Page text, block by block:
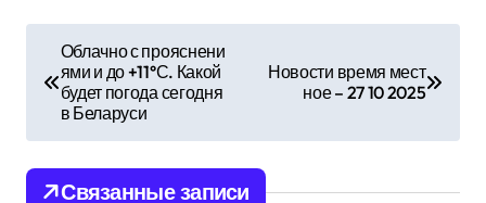
в
и
Облачно с прояснени
ями и до +11°С. Какой
будет погода сегодня
в Беларуси
Новости время мест
ное – 27 10 2025
Связанные записи